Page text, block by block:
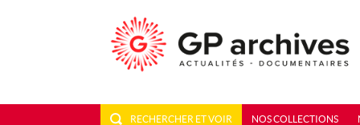
RECHERCHER ET VOIR NOS COLLECTIONS